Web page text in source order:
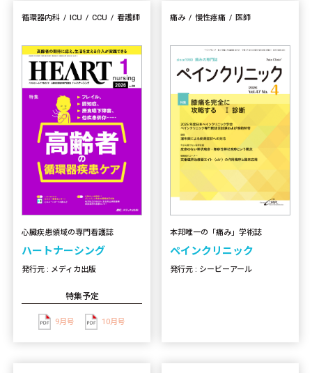
循環器内科 ICU CCU 看護師
心臓疾患領域の専門看護誌
ハートナーシング
発行元 : メディカ出版
特集予定
9月号 10月号
痛み 慢性疼痛 医師
本邦唯一の「痛み」学術誌
ペインクリニック
発行元 : シービーアール